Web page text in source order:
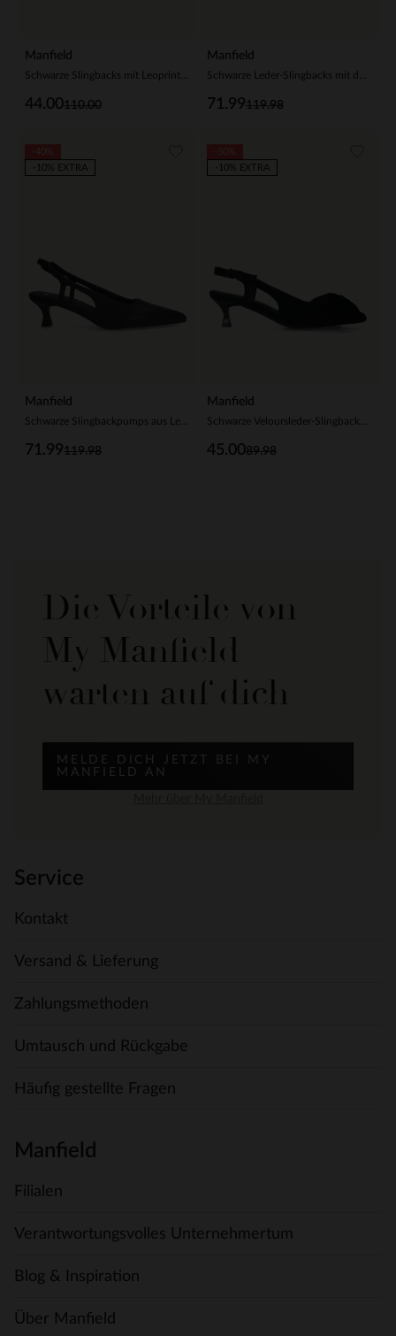
Manfield
110.00
44.00
Manfield
119.98
71.99
Manfield
119.98
71.99
-10% EXTRA
Manfield
89.98
45.00
-10% EXTRA
Die Vorteile von
My Manfield
warten auf dich
MELDE DICH JETZT BEI MY
MANFIELD AN
Service
Kontakt
Versand & Lieferung
Zahlungsmethoden
Umtausch und Rückgabe
Häufig gestellte Fragen
Manfield
Filialen
Verantwortungsvolles Unternehmertum
Blog & Inspiration
Über Manfield